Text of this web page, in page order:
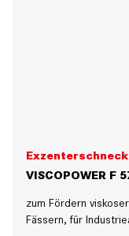
VISCOPOWER F
zum Fördern
Fässern, für